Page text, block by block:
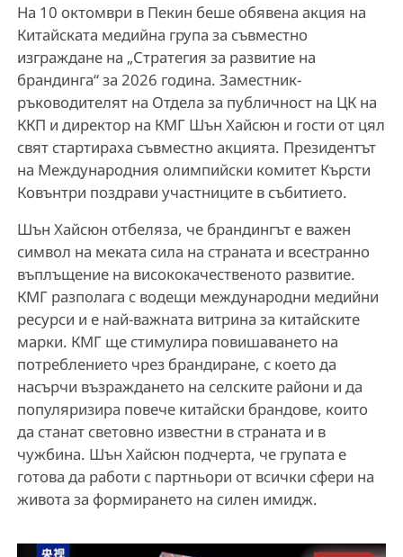
На 10 октомври в Пекин беше обявена акция на
Китайската медийна група за съвместно
изграждане на „Стратегия за развитие на
брандинга“ за 2026 година. Заместник-
ръководителят на Отдела за публичност на ЦК на
ККП и директор на КМГ Шън Хайсюн и гости от цял
свят стартираха съвместно акцията. Президентът
на Международния олимпийски комитет Кърсти
Ковънтри поздрави участниците в събитието.
Шън Хайсюн отбеляза, че брандингът е важен
символ на меката сила на страната и всестранно
въплъщение на висококачественото развитие.
КМГ разполага с водещи международни медийни
ресурси и е най-важната витрина за китайските
марки. КМГ ще стимулира повишаването на
потреблението чрез брандиране, с което да
насърчи възраждането на селските райони и да
популяризира повече китайски брандове, които
да станат световно известни в страната и в
чужбина. Шън Хайсюн подчерта, че групата е
готова да работи с партньори от всички сфери на
живота за формирането на силен имидж.